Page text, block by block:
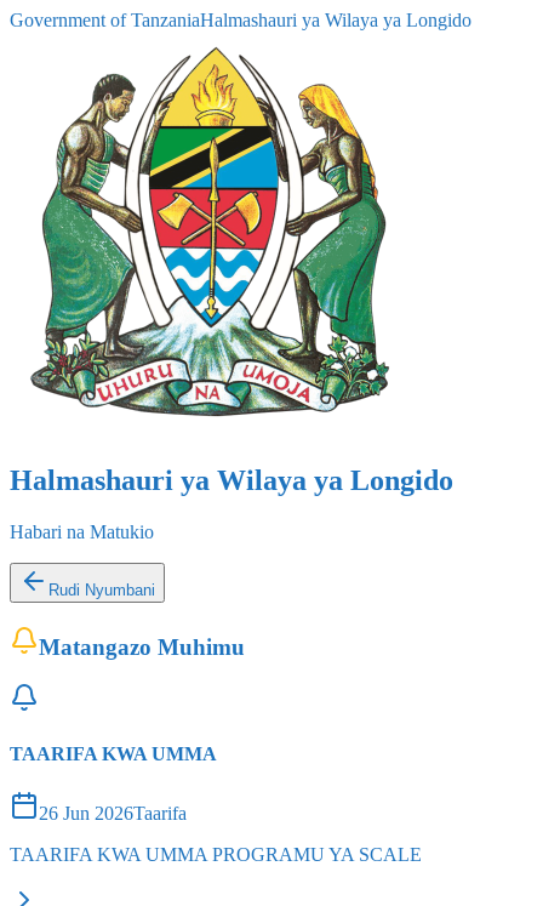
Government of TanzaniaHalmashauri ya Wilaya ya Longido
Halmashauri ya Wilaya ya Longido
Habari na Matukio
Rudi Nyumbani
Matangazo Muhimu
TAARIFA KWA UMMA
26 Jun 2026Taarifa
TAARIFA KWA UMMA PROGRAMU YA SCALE